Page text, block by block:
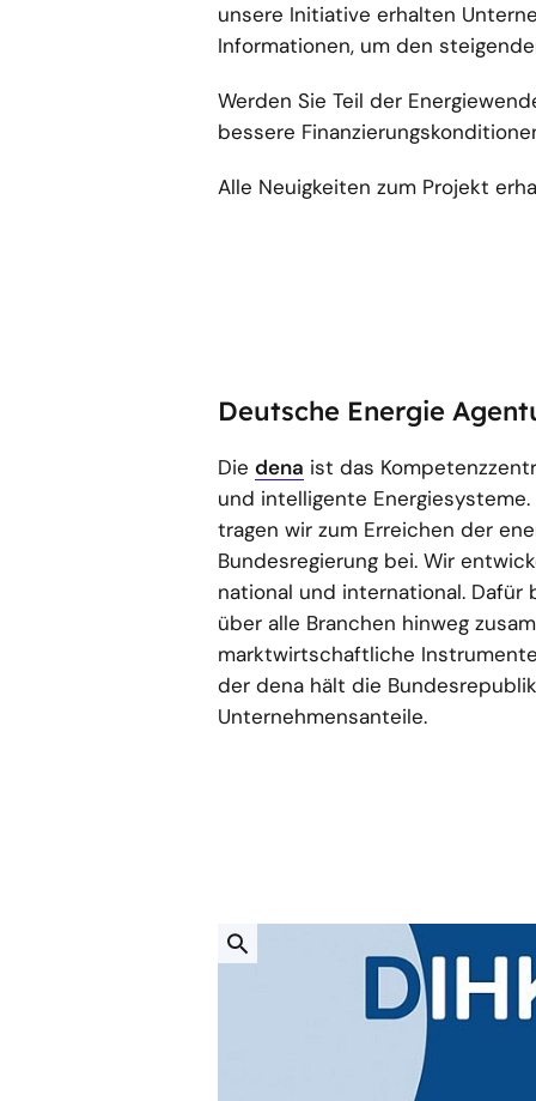
unsere Initiative erhalten
Informationen, um den
Werden Sie Teil der
bessere
Alle Neuigkeiten zum Projekt
Deutsche Energie
Die dena ist das
und intelligente
tragen wir zum Erreichen der
Bundesregierung bei. Wir
national und international.
über alle Branchen hinweg
marktwirtschaftliche
der dena hält die
Unternehmensanteile.